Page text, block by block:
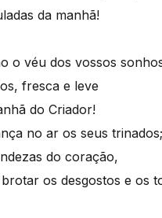
da manhã!
o véu dos vossos
fresca e leve
do Criador!
no ar os seus trinados;
do coração,
os desgostos e os